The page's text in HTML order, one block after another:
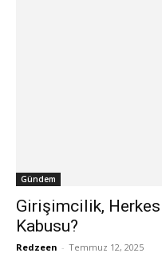
Gündem
Girişimcilik,
Kabusu?
Redzeen - Temmuz 12, 2025